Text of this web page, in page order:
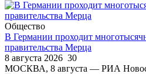
Общество
В Германии проходит
правительства Мерца
8 августа 2026 30
МОСКВА, 8 августа — РИА